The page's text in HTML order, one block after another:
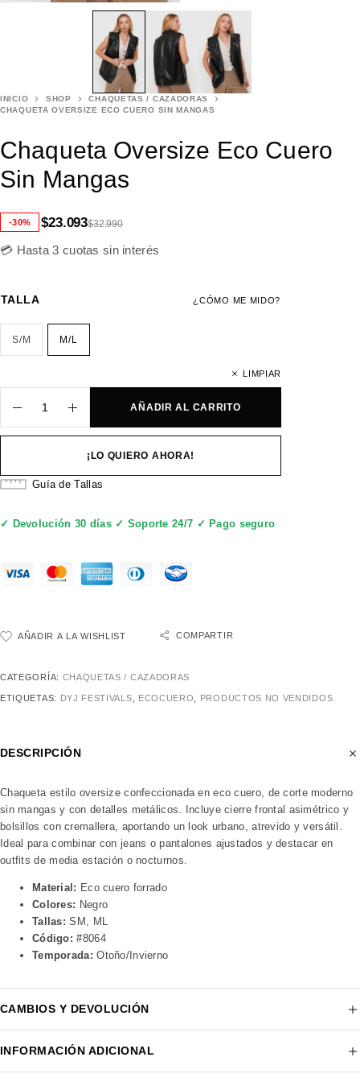
INICIO SHOP
CHAQUETAS / CAZADORAS
CHAQUETA OVERSIZE ECO CUERO SIN MANGAS
Chaqueta Oversize Eco Cuero
Sin Mangas
-30% $32.990
$23.093
💳 Hasta 3 cuotas sin interés
¿CÓMO ME MIDO?
TALLA
S/M M/L
LIMPIAR
AÑADIR AL CARRITO
¡LO QUIERO AHORA!
Guía de Tallas
✓ Devolución 30 días ✓ Soporte 24/7 ✓ Pago seguro
AÑADIR A LA WISHLIST COMPARTIR
CATEGORÍA: CHAQUETAS / CAZADORAS
ETIQUETAS: DYJ FESTIVALS ECOCUERO PRODUCTOS NO VENDIDOS
DESCRIPCIÓN
Chaqueta estilo oversize confeccionada en eco cuero, de corte moderno
sin mangas y con detalles metálicos. Incluye cierre frontal asimétrico y
bolsillos con cremallera, aportando un look urbano, atrevido y versátil.
Ideal para combinar con jeans o pantalones ajustados y destacar en
outfits de media estación o nocturnos.
Material: Eco cuero forrado
Colores: Negro
Tallas: SM, ML
Código: #8064
Temporada: Otoño/Invierno
CAMBIOS Y DEVOLUCIÓN
INFORMACIÓN ADICIONAL